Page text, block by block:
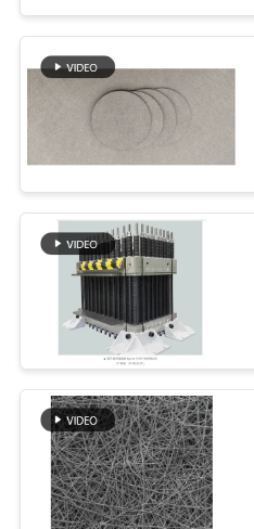
BLOG
एक
का
अनुरोध
मैप
गोपनीयता
निकेल फाइबर
तांबा फाइबर
कम फाइबर